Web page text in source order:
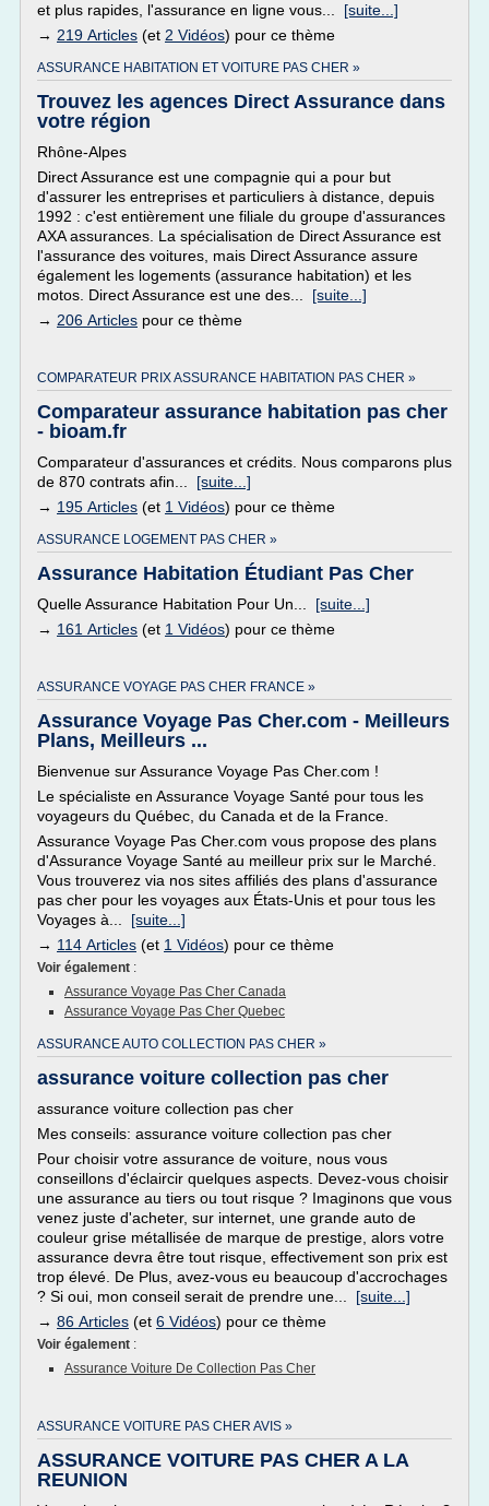
et plus rapides, l'assurance en ligne vous... [suite...]
→ 219 Articles (et 2 Vidéos) pour ce thème
ASSURANCE HABITATION ET VOITURE PAS CHER »
Trouvez les agences Direct Assurance dans
votre région
Rhône-Alpes
Direct Assurance est une compagnie qui a pour but
d'assurer les entreprises et particuliers à distance, depuis
1992 : c'est entièrement une filiale du groupe d'assurances
AXA assurances. La spécialisation de Direct Assurance est
l'assurance des voitures, mais Direct Assurance assure
également les logements (assurance habitation) et les
motos. Direct Assurance est une des... [suite...]
→ 206 Articles pour ce thème
COMPARATEUR PRIX ASSURANCE HABITATION PAS CHER »
Comparateur assurance habitation pas cher
- bioam.fr
Comparateur d'assurances et crédits. Nous comparons plus
de 870 contrats afin... [suite...]
→ 195 Articles (et 1 Vidéos) pour ce thème
ASSURANCE LOGEMENT PAS CHER »
Assurance Habitation Étudiant Pas Cher
Quelle Assurance Habitation Pour Un... [suite...]
→ 161 Articles (et 1 Vidéos) pour ce thème
ASSURANCE VOYAGE PAS CHER FRANCE »
Assurance Voyage Pas Cher.com - Meilleurs
Plans, Meilleurs ...
Bienvenue sur Assurance Voyage Pas Cher.com !
Le spécialiste en Assurance Voyage Santé pour tous les
voyageurs du Québec, du Canada et de la France.
Assurance Voyage Pas Cher.com vous propose des plans
d'Assurance Voyage Santé au meilleur prix sur le Marché.
Vous trouverez via nos sites affiliés des plans d'assurance
pas cher pour les voyages aux États-Unis et pour tous les
Voyages à... [suite...]
→ 114 Articles (et 1 Vidéos) pour ce thème
Voir également :
Assurance Voyage Pas Cher Canada
Assurance Voyage Pas Cher Quebec
ASSURANCE AUTO COLLECTION PAS CHER »
assurance voiture collection pas cher
assurance voiture collection pas cher
Mes conseils: assurance voiture collection pas cher
Pour choisir votre assurance de voiture, nous vous
conseillons d'éclaircir quelques aspects. Devez-vous choisir
une assurance au tiers ou tout risque ? Imaginons que vous
venez juste d'acheter, sur internet, une grande auto de
couleur grise métallisée de marque de prestige, alors votre
assurance devra être tout risque, effectivement son prix est
trop élevé. De Plus, avez-vous eu beaucoup d'accrochages
? Si oui, mon conseil serait de prendre une... [suite...]
→ 86 Articles (et 6 Vidéos) pour ce thème
Voir également :
Assurance Voiture De Collection Pas Cher
ASSURANCE VOITURE PAS CHER AVIS »
ASSURANCE VOITURE PAS CHER A LA
REUNION